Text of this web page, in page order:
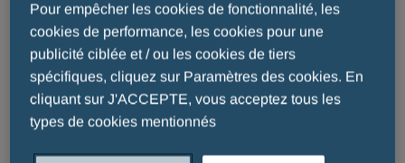
pharmacovigilance), nous sommes dans
l’obligation légale de collecter et traiter ce
type d’information.
Informations provenant de l’ordinateur /
appareil de connexion
. Toute information
Pour empêcher les cookies de fonctionnalité, les
cookies de performance, les cookies pour une
publicité ciblée et / ou les cookies de tiers
spécifiques, cliquez sur Paramètres des cookies. En
cliquant sur J'ACCEPTE, vous acceptez tous les
types de cookies mentionnés